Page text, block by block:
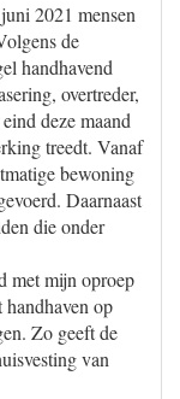
2021 mensen
de
handhavend
overtreder,
deze maand
treedt. Vanaf
bewoning
Daarnaast
die onder
met mijn oproep
handhaven op
Zo geeft de
van